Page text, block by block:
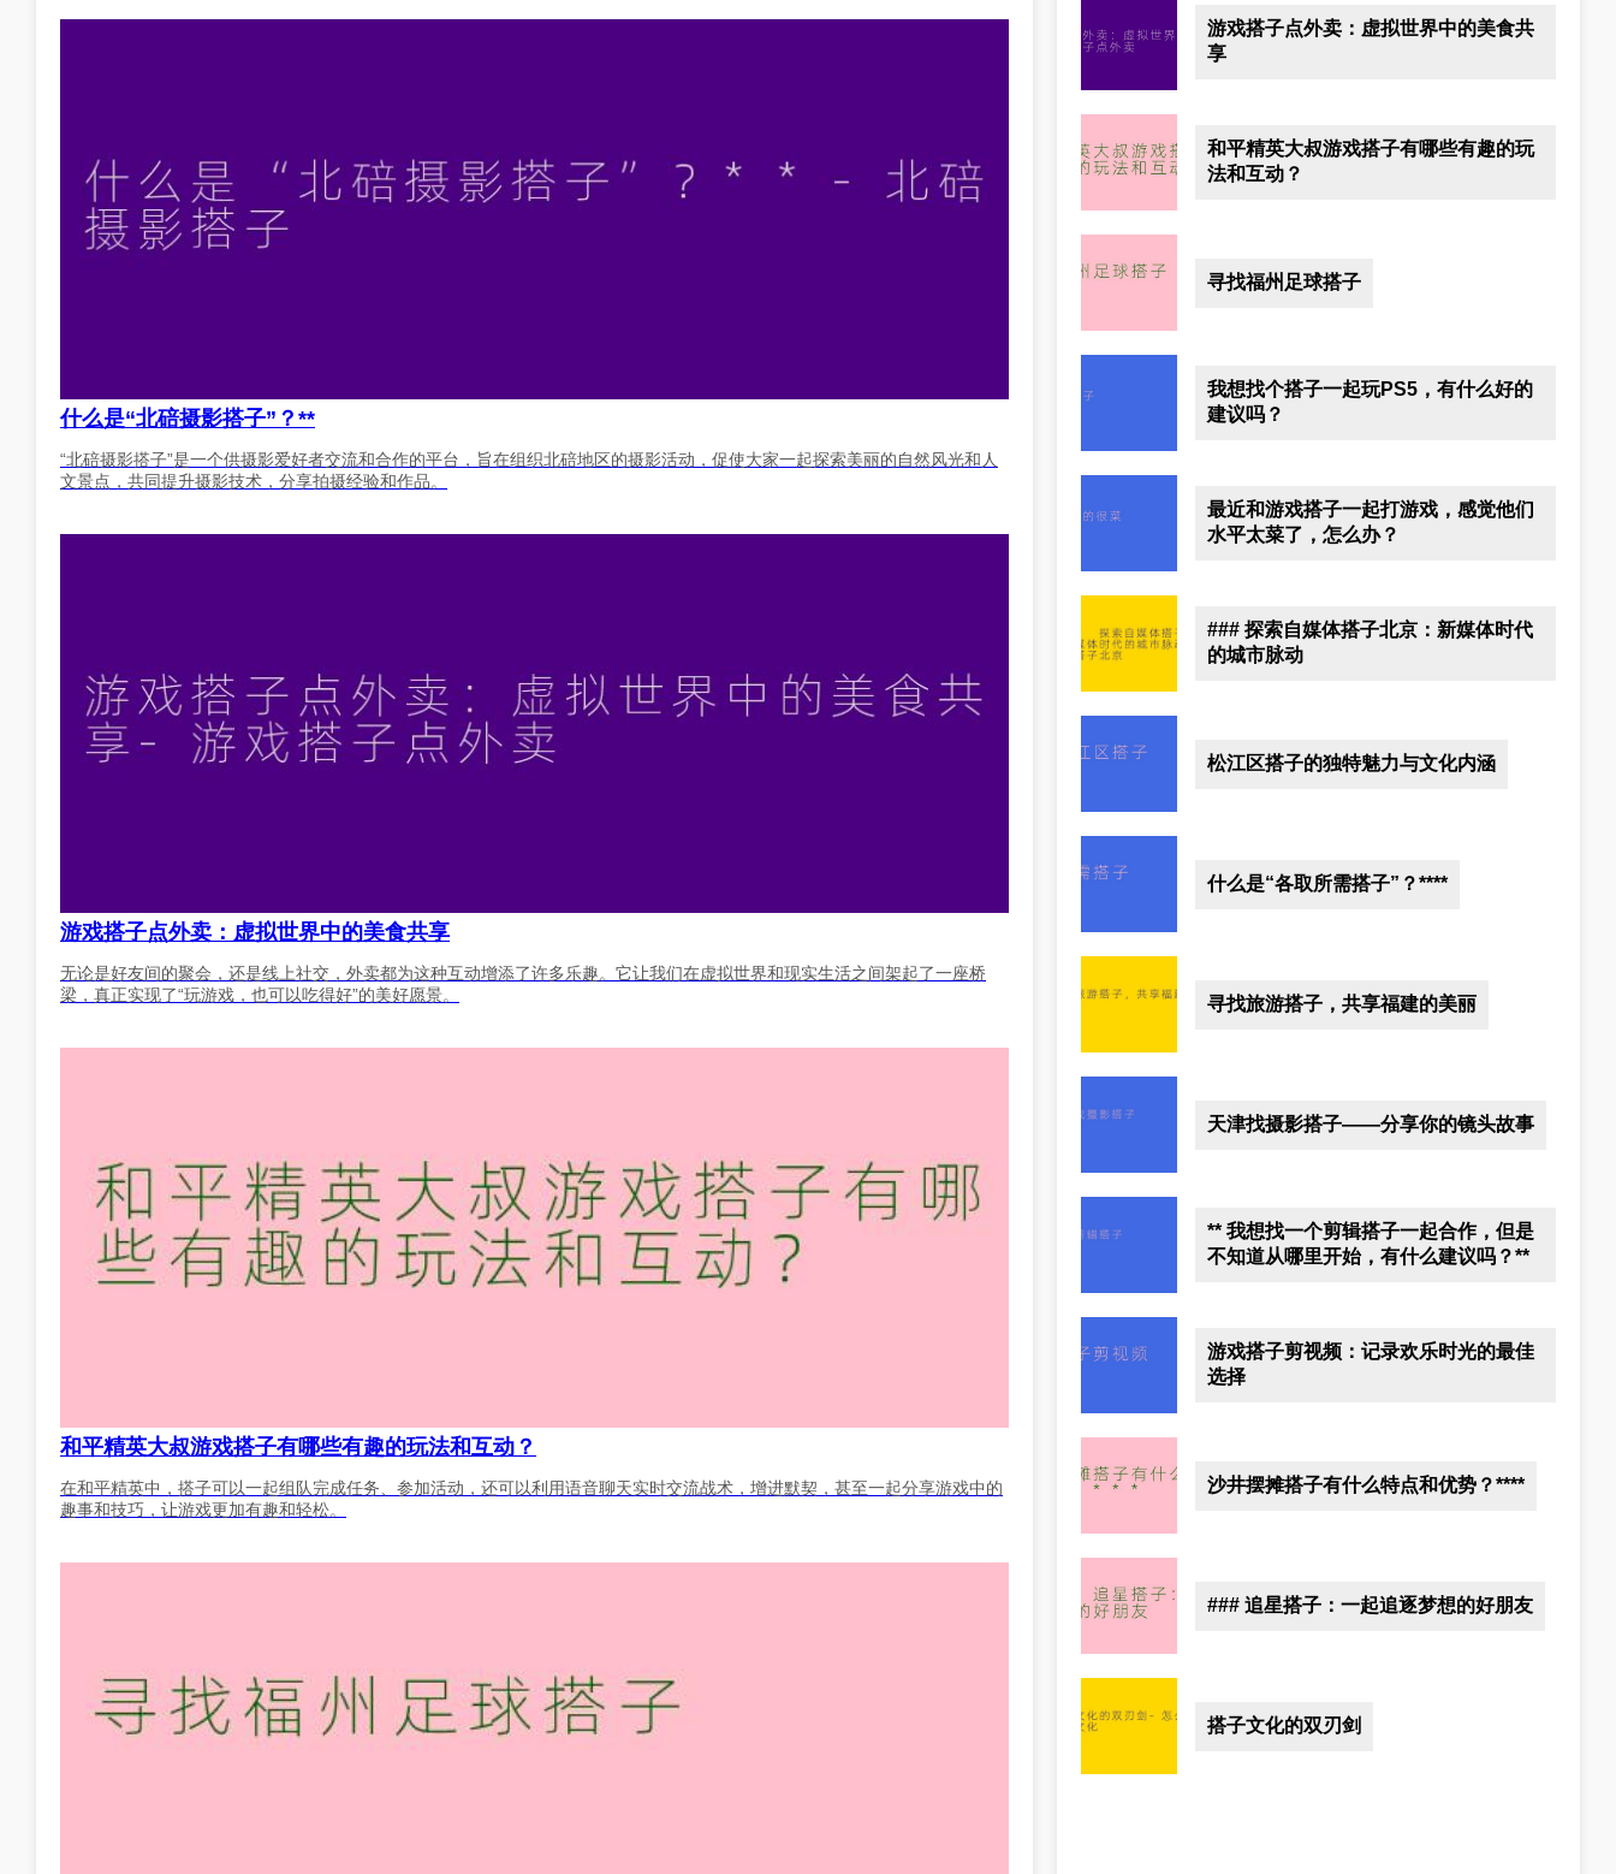
什么是“北碚摄影搭子”？**
“北碚摄影搭子”是一个供摄影爱好者交流和合作的平台，旨在组织北碚地区的摄影活动，促使大家一起探索美丽的自然风光和人
文景点，共同提升摄影技术，分享拍摄经验和作品。
游戏搭子点外卖：虚拟世界中的美食共享
无论是好友间的聚会，还是线上社交，外卖都为这种互动增添了许多乐趣。它让我们在虚拟世界和现实生活之间架起了一座桥
梁，真正实现了“玩游戏，也可以吃得好”的美好愿景。
和平精英大叔游戏搭子有哪些有趣的玩法和互动？
在和平精英中，搭子可以一起组队完成任务、参加活动，还可以利用语音聊天实时交流战术，增进默契，甚至一起分享游戏中的
趣事和技巧，让游戏更加有趣和轻松。
游戏搭子点外卖：虚拟世界中的美食共
享
和平精英大叔游戏搭子有哪些有趣的玩
法和互动？
寻找福州足球搭子
我想找个搭子一起玩PS5，有什么好的
建议吗？
最近和游戏搭子一起打游戏，感觉他们
水平太菜了，怎么办？
### 探索自媒体搭子北京：新媒体时代
的城市脉动
松江区搭子的独特魅力与文化内涵
什么是“各取所需搭子”？****
寻找旅游搭子，共享福建的美丽
天津找摄影搭子——分享你的镜头故事
** 我想找一个剪辑搭子一起合作，但是
不知道从哪里开始，有什么建议吗？**
游戏搭子剪视频：记录欢乐时光的最佳
选择
沙井摆摊搭子有什么特点和优势？****
### 追星搭子：一起追逐梦想的好朋友
搭子文化的双刃剑